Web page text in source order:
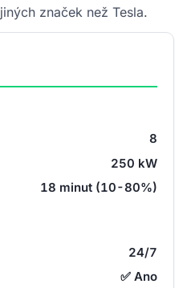
značek než Tesla.
8
250 kW
18 minut (10-80%)
24/7
✅ Ano